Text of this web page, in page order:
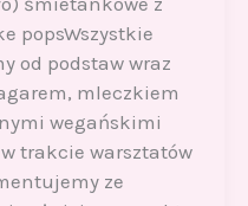
popsWszystkie
od podstaw wraz
mleczkiem
wegańskimi
trakcie warsztatów
ze